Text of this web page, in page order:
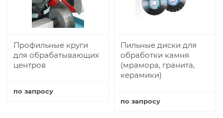
Профильные круги
для обрабатывающих
центров
по запросу
Пильные диски для
обработки камня
(мрамора, гранита,
керамики)
по запросу